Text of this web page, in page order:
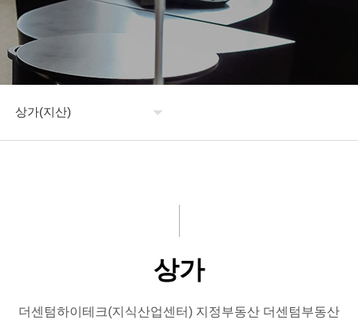
상가(지산)
상가
더센텀하이테크(지식산업센터) 지정부동산 더센텀부동산